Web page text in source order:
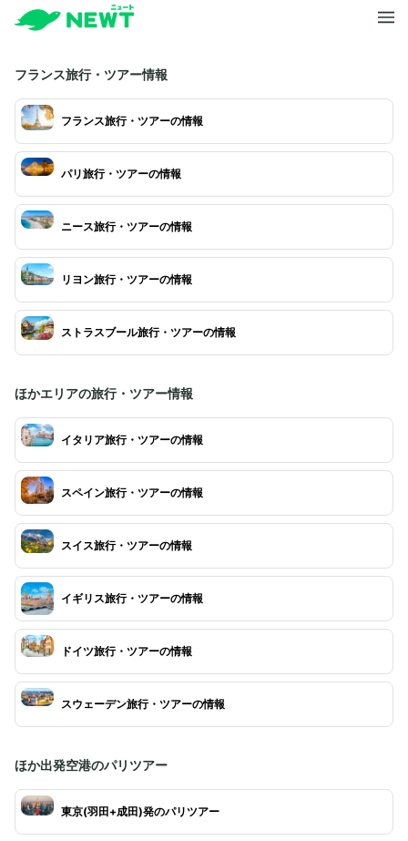
フランス旅行・ツアー情報
フランス旅行・ツアーの情報
パリ旅行・ツアーの情報
ニース旅行・ツアーの情報
リヨン旅行・ツアーの情報
ストラスブール旅行・ツアーの情報
ほかエリアの旅行・ツアー情報
イタリア旅行・ツアーの情報
スペイン旅行・ツアーの情報
スイス旅行・ツアーの情報
イギリス旅行・ツアーの情報
ドイツ旅行・ツアーの情報
スウェーデン旅行・ツアーの情報
ほか出発空港のパリツアー
東京(羽田+成田)発のパリツアー